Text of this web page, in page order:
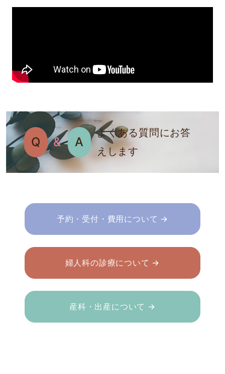
Q & A
よくある質問にお答
えします
予約・受付・費用について →
婦人科の診療について →
産科・出産について →